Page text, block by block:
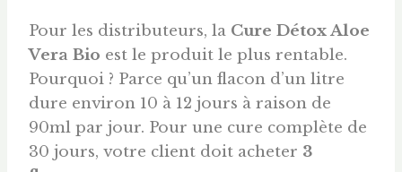
Pour les distributeurs, la Cure Détox Aloe
Vera Bio est le produit le plus rentable.
Pourquoi ? Parce qu’un flacon d’un litre
dure environ 10 à 12 jours à raison de
90ml par jour. Pour une cure complète de
30 jours, votre client doit acheter 3